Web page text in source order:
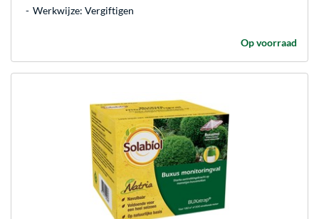
Werkwijze: Vergiftigen
Op voorraad